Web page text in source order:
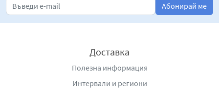
Абонирай ме
Доставка
Полезна информация
Интервали и региони